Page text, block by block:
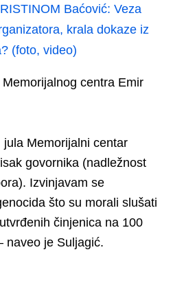
Baćović: Veza
krala dokaze iz
(foto, video)
centra Emir
Memorijalni centar
govornika (nadležnost
Izvinjavam se
što su morali slušati
činjenica na 100
naveo je Suljagić.